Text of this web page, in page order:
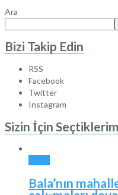
Ara
Bizi Takip Edin
RSS
Facebook
Twitter
Instagram
Sizin İçin
Bala’nın